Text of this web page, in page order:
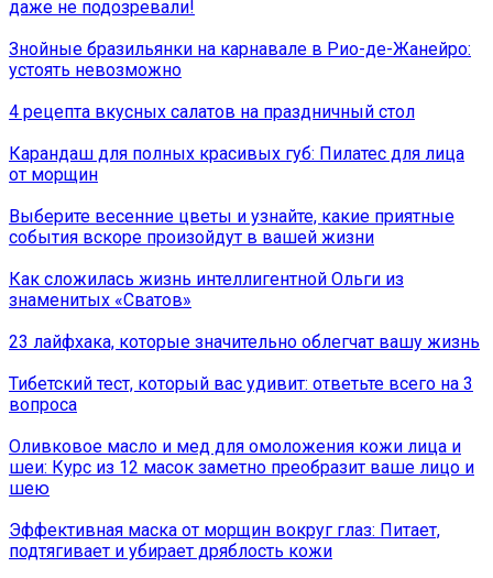
даже не подозревали!
Знойные бразильянки на карнавале в Рио-де-Жанейро:
устоять невозможно
4 рецепта вкусных салатов на праздничный стол
Карандаш для полных красивых губ: Пилатес для лица
от морщин
Выберите весенние цветы и узнайте, какие приятные
события вскоре произойдут в вашей жизни
Как сложилась жизнь интеллигентной Ольги из
знаменитых «Сватов»
23 лайфхака, которые значительно облегчат вашу жизнь
Тибетский тест, который вас удивит: ответьте всего на 3
вопроса
Оливковое масло и мед для омоложения кожи лица и
шеи: Курс из 12 масок заметно преобразит ваше лицо и
шею
Эффективная маска от морщин вокруг глаз: Питает,
подтягивает и убирает дряблость кожи